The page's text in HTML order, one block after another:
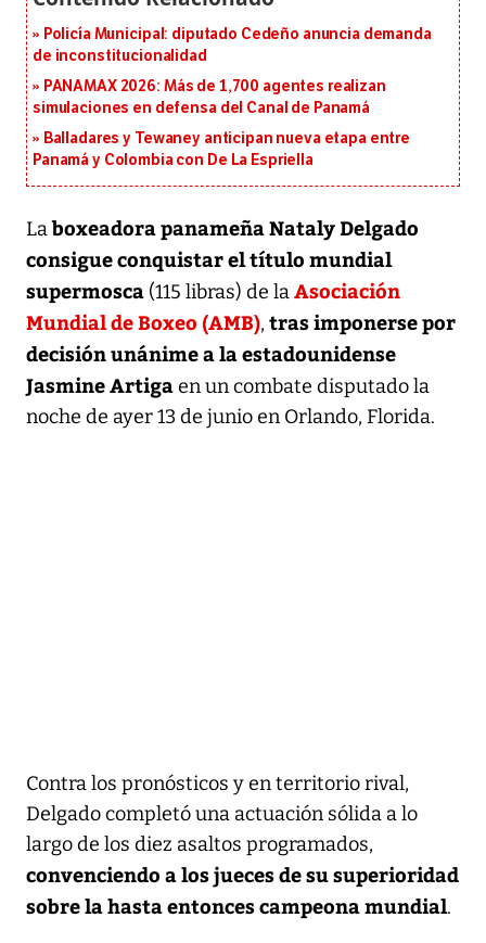
Policía Municipal: diputado Cedeño anuncia demanda
de inconstitucionalidad
PANAMAX 2026: Más de 1,700 agentes realizan
simulaciones en defensa del Canal de Panamá
Balladares y Tewaney anticipan nueva etapa entre
Panamá y Colombia con De La Espriella
Laboxeadora panameña Nataly Delgado
consigue conquistar el título mundial
supermosca (115 libras) de laAsociación
Mundial de Boxeo (AMB), tras imponerse por
decisión unánime a la estadounidense
Jasmine Artigaen un combate disputado la
noche de ayer 13 de junio en Orlando, Florida.
Contra los pronósticos y en territorio rival,
Delgado completó una actuación sólida a lo
largo de los diez asaltos programados,
convenciendo a los jueces de su superioridad
sobre la hasta entonces campeona mundial.